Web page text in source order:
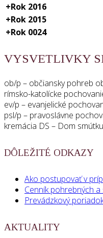
+Rok 2016
+Rok 2015
+Rok 0024
VYSVETLIVKY
ob/p – občiansky pohreb
rímsko-katolícke
ev/p – evanjelické
psl/p – pravoslávne
kremácia DS – Dom smútku
DÔLEŽITÉ ODKAZY
Ako postupovať v
Cenník pohrebných
Prevádzkový
AKTUALITY